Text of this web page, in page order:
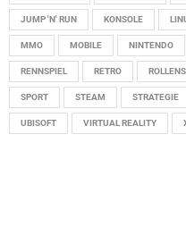
JUMP 'N' RUN KONSOLE
MMO MOBILE NINTENDO
RENNSPIEL RETRO
SPORT STEAM STRATEGIE
UBISOFT VIRTUAL REALITY